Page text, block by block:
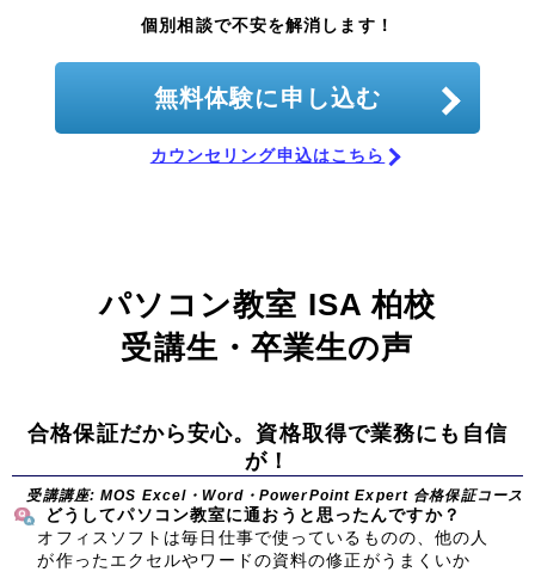
個別相談で不安を解消します！
無料体験に申し込む
カウンセリング申込はこちら
パソコン教室 ISA 柏校
受講生・卒業生の声
合格保証だから安心。資格取得で業務にも自信
が！
受講講座: MOS Excel・Word・PowerPoint Expert 合格保証コース
どうしてパソコン教室に通おうと思ったんですか？
オフィスソフトは毎日仕事で使っているものの、他の人
が作ったエクセルやワードの資料の修正がうまくいか